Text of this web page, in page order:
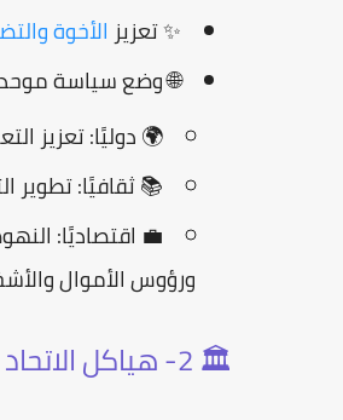
✨ تعزيز الأخوة
🌐 وضع سياسة
🌍دوليًا:تعزيز
📚ثقافيًا:تطوير
💼 اقتصاديًا:
ورؤوس الأموال
🏛️ 2- هياكل الاتحاد وأهمية تفعيله